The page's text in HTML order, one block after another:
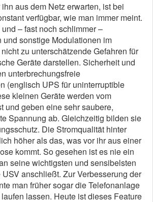
aus dem Netz erwarten, ist bei
verfügbar, wie man immer meint.
– fast noch schlimmer –
sonstige Modulationen im
zu unterschätzende Gefahren für
Geräte darstellen. Sicherheit und
unterbrechungsfreie
(englisch UPS für uninterruptible
kleinen Geräte werden vom
und geben eine sehr saubere,
Spannung ab. Gleichzeitig bilden sie
Die Stromqualität hinter
höher als das, was vor ihr aus einer
kommt. So gesehen ist es nie ein
seine wichtigsten und sensibelsten
anschließt. Zur Verbesserung der
man früher sogar die Telefonanlage
lassen. Heute ist dieses Feature